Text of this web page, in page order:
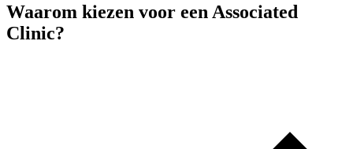
Waarom kiezen voor een Associated
Clinic?